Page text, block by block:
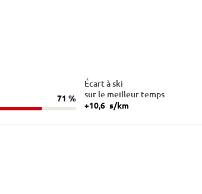
71 %
Écart à ski
sur le meilleur temps
+10,6 s/km